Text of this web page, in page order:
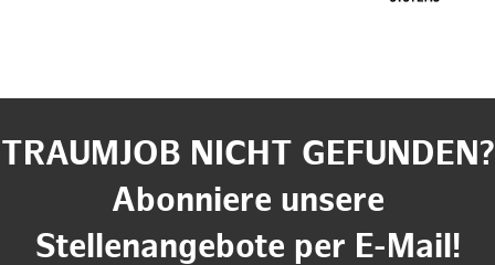
TRAUMJOB NICHT GEFUNDEN?
Abonniere unsere
Stellenangebote per E-Mail!